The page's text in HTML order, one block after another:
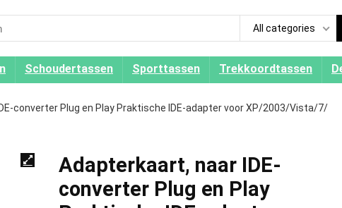
All categories
Schoudertassen Sporttassen Trekkoordtassen
converter Plug en Play Praktische IDE-adapter voor XP/2003/Vista/7/
Adapterkaart, naar IDE-
converter Plug en Play